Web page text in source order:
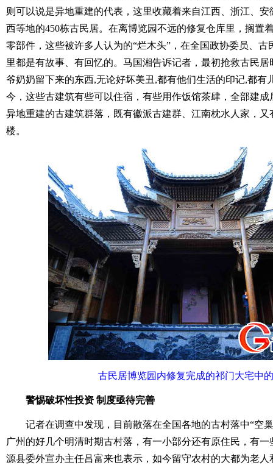
则可以说是异地重建的代表，这里收藏着来自江西、浙江、
西等地的450栋古民居。在离博览园不远的修复仓库里，搁置
零部件，这些被许多人认为的“烂木头”，在全国政协委员、
里都是有故事、有回忆的。马国湘告诉记者，最初抢救古民
爷奶奶留下来的东西,无论好坏美丑,都有他们生活的印记,都有
今，这些古建筑有些可以住宿，有些用作饭馆茶肆，全部建
异地重建的古建筑群落，既有徽派古建群、江南枕水人家，
楼。
古民居博览园内修复完成的祁门大宅中
警惕破坏性投资 制度亟待完善
记者在调查中发现，目前散落在全国各地的古村落中“空
广州的好几个明清时期古村落，有一小部分还有原住民，有
源县委外宣办主任吕富来也表示，如今留守农村的大都为老